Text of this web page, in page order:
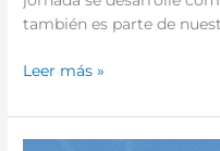
también es parte de
Leer más »